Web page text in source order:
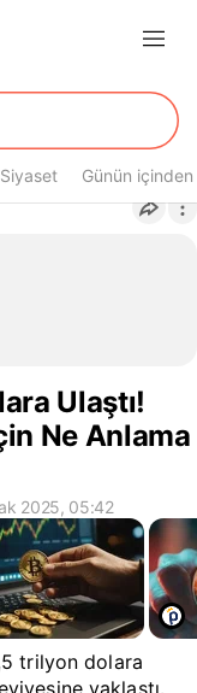
Siyaset Günün içinden
Ulaştı!
Ne Anlama
2025, 05:42
trilyon dolara
yaklaştı.